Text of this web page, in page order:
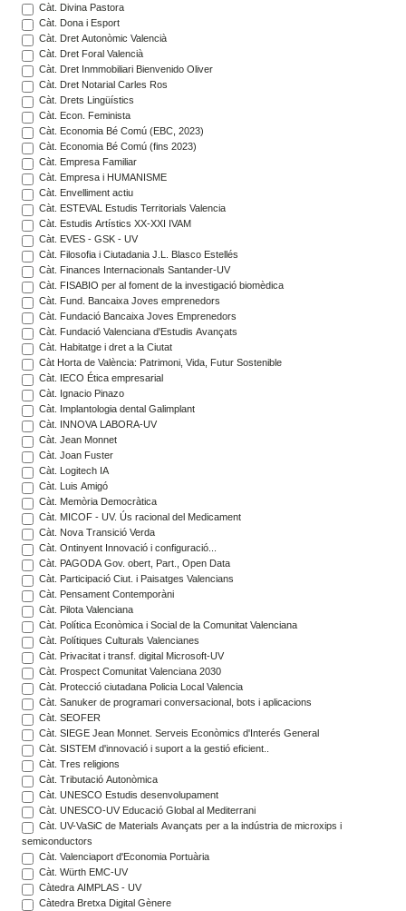
Càt. Divina Pastora
Càt. Dona i Esport
Càt. Dret Autonòmic Valencià
Càt. Dret Foral Valencià
Càt. Dret Inmmobiliari Bienvenido Oliver
Càt. Dret Notarial Carles Ros
Càt. Drets Lingüístics
Càt. Econ. Feminista
Càt. Economia Bé Comú (EBC, 2023)
Càt. Economia Bé Comú (fins 2023)
Càt. Empresa Familiar
Càt. Empresa i HUMANISME
Càt. Envelliment actiu
Càt. ESTEVAL Estudis Territorials Valencia
Càt. Estudis Artístics XX-XXI IVAM
Càt. EVES - GSK - UV
Càt. Filosofia i Ciutadania J.L. Blasco Estellés
Càt. Finances Internacionals Santander-UV
Càt. FISABIO per al foment de la investigació biomèdica
Càt. Fund. Bancaixa Joves emprenedors
Càt. Fundació Bancaixa Joves Emprenedors
Càt. Fundació Valenciana d'Estudis Avançats
Càt. Habitatge i dret a la Ciutat
Càt Horta de València: Patrimoni, Vida, Futur Sostenible
Càt. IECO Ética empresarial
Càt. Ignacio Pinazo
Càt. Implantologia dental Galimplant
Càt. INNOVA LABORA-UV
Càt. Jean Monnet
Càt. Joan Fuster
Càt. Logitech IA
Càt. Luis Amigó
Càt. Memòria Democràtica
Càt. MICOF - UV. Ús racional del Medicament
Càt. Nova Transició Verda
Càt. Ontinyent Innovació i configuració...
Càt. PAGODA Gov. obert, Part., Open Data
Càt. Participació Ciut. i Paisatges Valencians
Càt. Pensament Contemporàni
Càt. Pilota Valenciana
Càt. Política Econòmica i Social de la Comunitat Valenciana
Càt. Polítiques Culturals Valencianes
Càt. Privacitat i transf. digital Microsoft-UV
Càt. Prospect Comunitat Valenciana 2030
Càt. Protecció ciutadana Policia Local Valencia
Càt. Sanuker de programari conversacional, bots i aplicacions
Càt. SEOFER
Càt. SIEGE Jean Monnet. Serveis Econòmics d'Interés General
Càt. SISTEM d'innovació i suport a la gestió eficient..
Càt. Tres religions
Càt. Tributació Autonòmica
Càt. UNESCO Estudis desenvolupament
Càt. UNESCO-UV Educació Global al Mediterrani
Càt. UV-VaSiC de Materials Avançats per a la indústria de microxips i
semiconductors
Càt. Valenciaport d'Economia Portuària
Càt. Würth EMC-UV
Càtedra AIMPLAS - UV
Càtedra Bretxa Digital Gènere